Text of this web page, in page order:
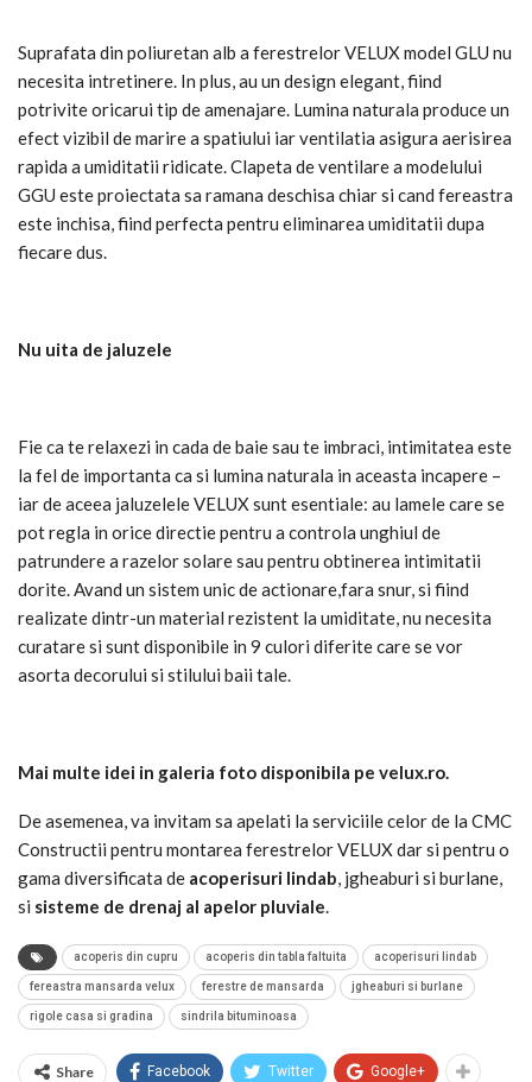
Suprafata din poliuretan alb a ferestrelor VELUX model GLU nu
necesita intretinere. In plus, au un design elegant, fiind
potrivite oricarui tip de amenajare. Lumina naturala produce un
efect vizibil de marire a spatiului iar ventilatia asigura aerisirea
rapida a umiditatii ridicate. Clapeta de ventilare a modelului
GGU este proiectata sa ramana deschisa chiar si cand fereastra
este inchisa, fiind perfecta pentru eliminarea umiditatii dupa
fiecare dus.
Nu uita de jaluzele
Fie ca te relaxezi in cada de baie sau te imbraci, intimitatea este
la fel de importanta ca si lumina naturala in aceasta incapere –
iar de aceea jaluzelele VELUX sunt esentiale: au lamele care se
pot regla in orice directie pentru a controla unghiul de
patrundere a razelor solare sau pentru obtinerea intimitatii
dorite. Avand un sistem unic de actionare,fara snur, si fiind
realizate dintr-un material rezistent la umiditate, nu necesita
curatare si sunt disponibile in 9 culori diferite care se vor
asorta decorului si stilului baii tale.
Mai multe idei in galeria foto disponibila pe velux.ro.
De asemenea, va invitam sa apelati la serviciile celor de la CMC
Constructii pentru montarea ferestrelor VELUX dar si pentru o
gama diversificata de acoperisuri lindab, jgheaburi si burlane,
si sisteme de drenaj al apelor pluviale.
acoperis din cupru acoperis din tabla faltuita acoperisuri lindab
fereastra mansarda velux ferestre de mansarda jgheaburi si burlane
rigole casa si gradina sindrila bituminoasa
Share Facebook Twitter Google+